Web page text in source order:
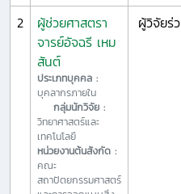
2
ผู้ช่วยศาสตรา
จารย์อัจฉรี เหม
สันต์
ประเภทบุคคล :
บุคลากรภายใน
กลุ่มนักวิจัย :
วิทยาศาสตร์และ
เทคโนโลยี
หน่วยงานต้นสังกัด :
คณะ
สถาปัตยกรรมศาสตร์
ผู้วิจัยร่